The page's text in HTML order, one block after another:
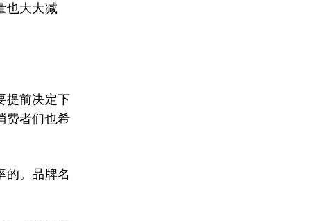
也大大减
提前决定下
费者们也希
的。品牌名